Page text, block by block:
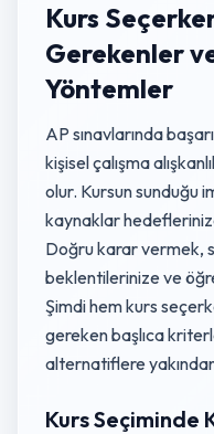
Kurs
Gerekenler
Yöntemler
AP sınavlarında
kişisel çalışma
olur. Kursun sunduğu
kaynaklar
Doğru karar vermek,
beklentilerinize ve
Şimdi hem kurs
gereken başlıca
alternatiflere
Kurs